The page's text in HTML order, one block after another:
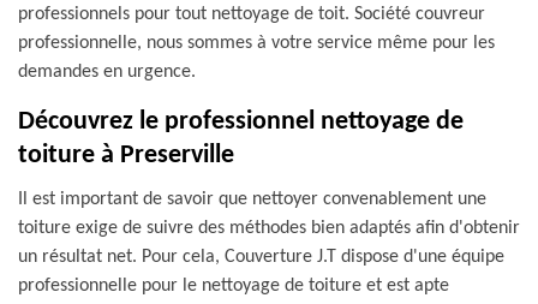
professionnels pour tout nettoyage de toit. Société couvreur
professionnelle, nous sommes à votre service même pour les
demandes en urgence.
Découvrez le professionnel nettoyage de
toiture à Preserville
Il est important de savoir que nettoyer convenablement une
toiture exige de suivre des méthodes bien adaptés afin d'obtenir
un résultat net. Pour cela, Couverture J.T dispose d'une équipe
professionnelle pour le nettoyage de toiture et est apte